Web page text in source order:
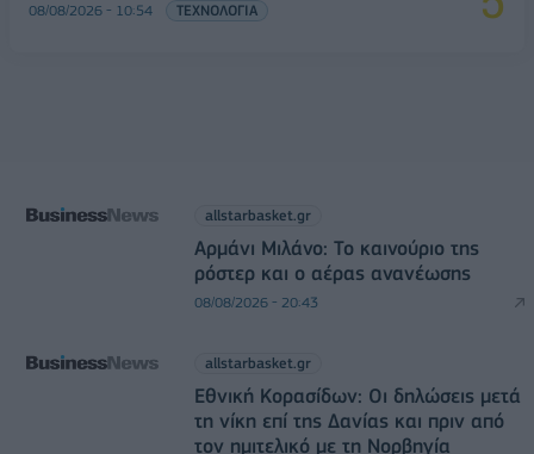
08/08/2026 - 10:54 ΤΕΧΝΟΛΟΓΙΑ
allstarbasket.gr
Αρμάνι Μιλάνο: Το καινούριο της
ρόστερ και ο αέρας ανανέωσης
08/08/2026 - 20:43
allstarbasket.gr
Εθνική Κορασίδων: Οι δηλώσεις μετά
τη νίκη επί της Δανίας και πριν από
τον ημιτελικό με τη Νορβηγία